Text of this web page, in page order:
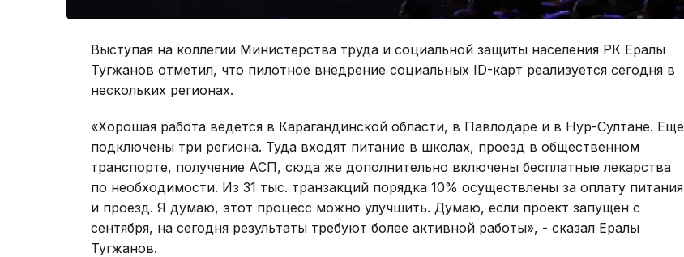
Выступая на коллегии Министерства труда и социальной защиты населения РК Ералы
Тугжанов отметил, что пилотное внедрение социальных ID-карт реализуется сегодня в
нескольких регионах.
«Хорошая работа ведется в Карагандинской области, в Павлодаре и в Нур-Султане. Еще
подключены три региона. Туда входят питание в школах, проезд в общественном
транспорте, получение АСП, сюда же дополнительно включены бесплатные лекарства
по необходимости. Из 31 тыс. транзакций порядка 10% осуществлены за оплату питания
и проезд. Я думаю, этот процесс можно улучшить. Думаю, если проект запущен с
сентября, на сегодня результаты требуют более активной работы», - сказал Ералы
Тугжанов.